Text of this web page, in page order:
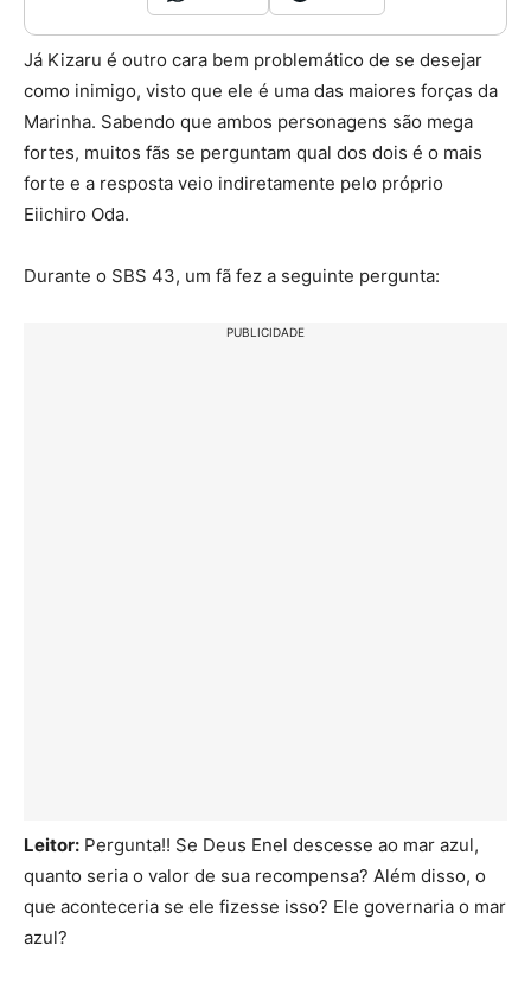
Já Kizaru é outro cara bem problemático de se desejar
como inimigo, visto que ele é uma das maiores forças da
Marinha. Sabendo que ambos personagens são mega
fortes, muitos fãs se perguntam qual dos dois é o mais
forte e a resposta veio indiretamente pelo próprio
Eiichiro Oda.
Durante o SBS 43, um fã fez a seguinte pergunta:
PUBLICIDADE
Leitor: Pergunta!! Se Deus Enel descesse ao mar azul,
quanto seria o valor de sua recompensa? Além disso, o
que aconteceria se ele fizesse isso? Ele governaria o mar
azul?